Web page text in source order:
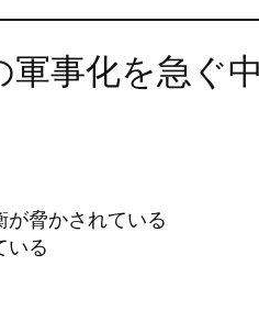
事化を急ぐ
脅かされている
いる